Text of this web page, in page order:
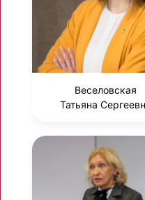
Веселовская
Татьяна